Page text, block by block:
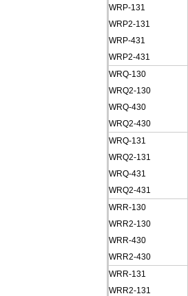
WRP-131
WRP2-131
WRP-431
WRP2-431
WRQ-130
WRQ2-130
WRQ-430
WRQ2-430
WRQ-131
WRQ2-131
WRQ-431
WRQ2-431
WRR-130
WRR2-130
WRR-430
WRR2-430
WRR-131
WRR2-131